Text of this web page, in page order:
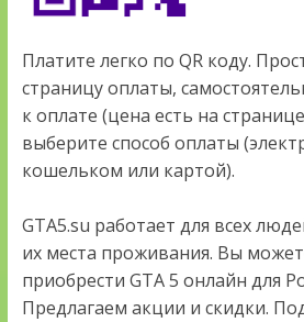
Платите легко по QR коду.
страницу оплаты,
к оплате (цена есть на
выберите способ оплаты
кошельком или картой).
GTA5.su работает для всех
их места проживания. Вы
приобрести GTA 5 онлайн для
Предлагаем акции и скидки.